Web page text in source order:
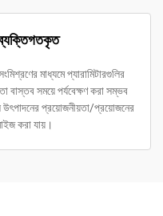
ব্যক্তিগতকৃত
মাধ্যমে প্যারামিটারগুলির
বাস্তব সময়ে পর্যবেক্ষণ করা সম্ভব
উৎপাদনের প্রয়োজনীয়তা/প্রয়োজনের
করা যায়।